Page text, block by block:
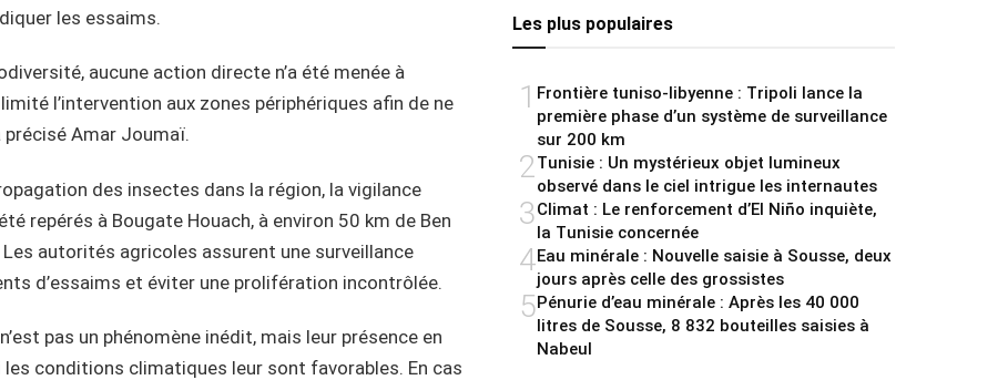
les essaims.
aucune action directe n’a été menée à
l’intervention aux zones périphériques afin de ne
précisé Amar Joumaï.
des insectes dans la région, la vigilance
repérés à Bougate Houach, à environ 50 km de Ben
autorités agricoles assurent une surveillance
d’essaims et éviter une prolifération incontrôlée.
pas un phénomène inédit, mais leur présence en
conditions climatiques leur sont favorables. En cas
Les plus populaires
1 Frontière tuniso-libyenne : Tripoli lance la
première phase d’un système de surveillance
sur 200 km
2Tunisie : Un mystérieux objet lumineux
observé dans le ciel intrigue les internautes
3Climat : Le renforcement d’El Niño inquiète,
la Tunisie concernée
4Eau minérale : Nouvelle saisie à Sousse, deux
jours après celle des grossistes
5Pénurie d’eau minérale : Après les 40 000
litres de Sousse, 8 832 bouteilles saisies à
Nabeul